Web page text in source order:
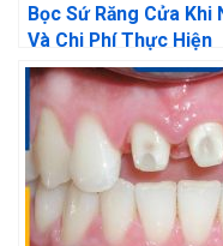
Bọc Sứ Răng Cửa Khi
Và Chi Phí Thực Hiện